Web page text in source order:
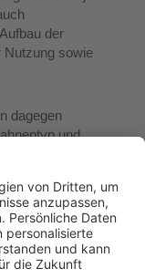
der
Nutzung sowie
dagegen
und
genutzt,
2 %, < 2 %)
siehe Norm.
genutzt und
aufweisen.
Stelle